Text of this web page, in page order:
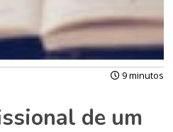
9 minutos
de um